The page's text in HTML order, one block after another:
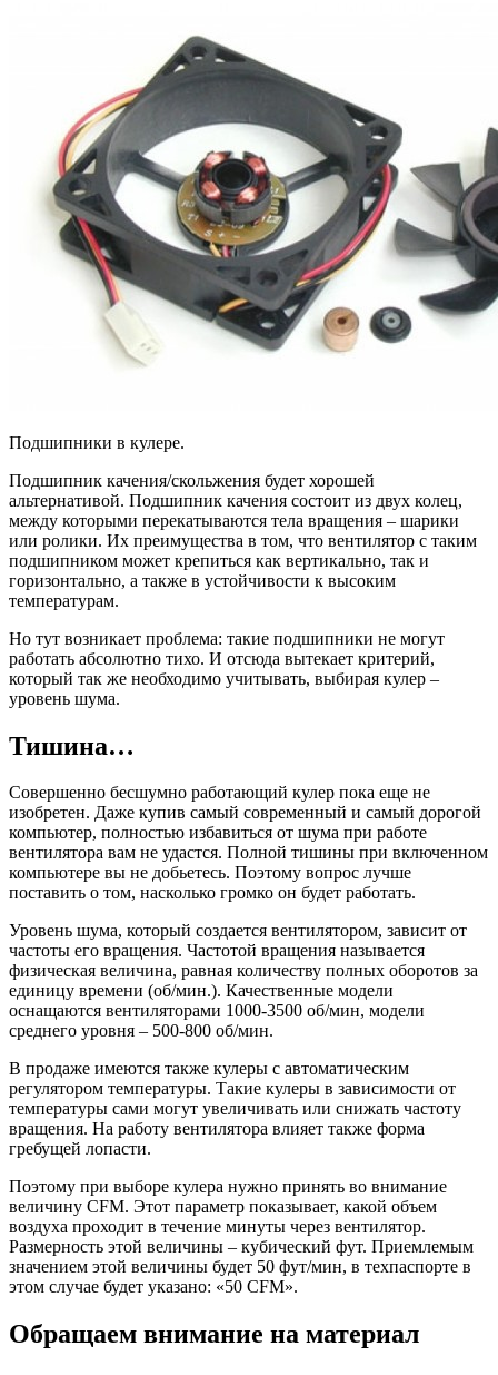
Подшипники в кулере.
Подшипник качения/скольжения будет хорошей
альтернативой. Подшипник качения состоит из двух колец,
между которыми перекатываются тела вращения – шарики
или ролики. Их преимущества в том, что вентилятор с таким
подшипником может крепиться как вертикально, так и
горизонтально, а также в устойчивости к высоким
температурам.
Но тут возникает проблема: такие подшипники не могут
работать абсолютно тихо. И отсюда вытекает критерий,
который так же необходимо учитывать, выбирая кулер –
уровень шума.
Тишина…
Совершенно бесшумно работающий кулер пока еще не
изобретен. Даже купив самый современный и самый дорогой
компьютер, полностью избавиться от шума при работе
вентилятора вам не удастся. Полной тишины при включенном
компьютере вы не добьетесь. Поэтому вопрос лучше
поставить о том, насколько громко он будет работать.
Уровень шума, который создается вентилятором, зависит от
частоты его вращения. Частотой вращения называется
физическая величина, равная количеству полных оборотов за
единицу времени (об/мин.). Качественные модели
оснащаются вентиляторами 1000-3500 об/мин, модели
среднего уровня – 500-800 об/мин.
В продаже имеются также кулеры с автоматическим
регулятором температуры. Такие кулеры в зависимости от
температуры сами могут увеличивать или снижать частоту
вращения. На работу вентилятора влияет также форма
гребущей лопасти.
Поэтому при выборе кулера нужно принять во внимание
величину CFM. Этот параметр показывает, какой объем
воздуха проходит в течение минуты через вентилятор.
Размерность этой величины – кубический фут. Приемлемым
значением этой величины будет 50 фут/мин, в техпаспорте в
этом случае будет указано: «50 CFM».
Обращаем внимание на материал